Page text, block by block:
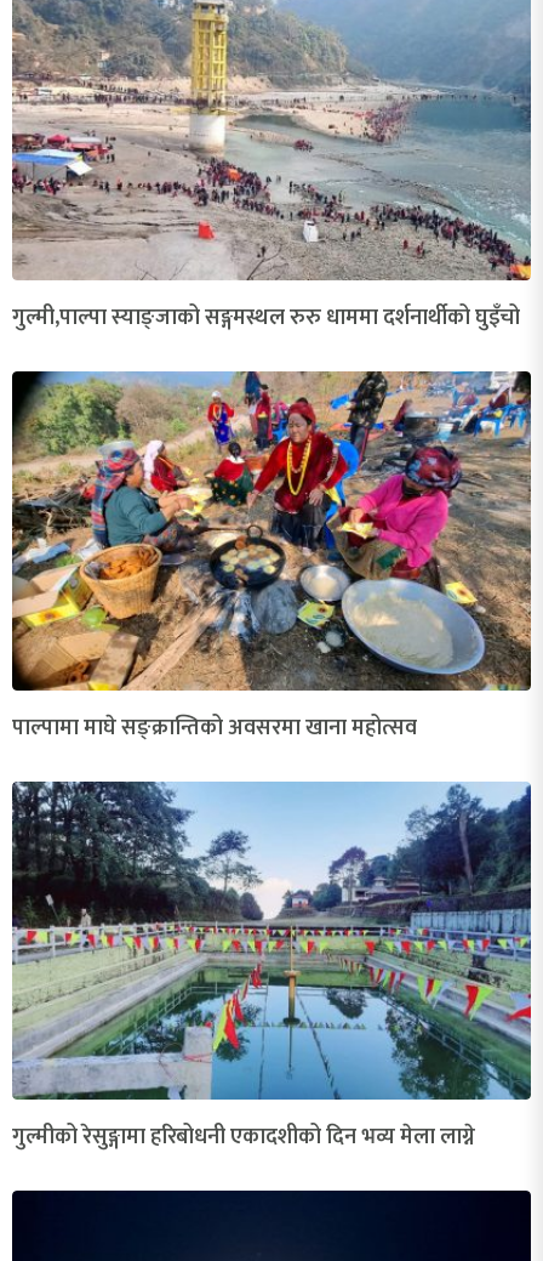
गुल्मी,पाल्पा स्याङ्जाको सङ्गमस्थल रुरु धाममा दर्शनार्थीको घुइँचो
पाल्पामा माघे सङ्क्रान्तिको अवसरमा खाना महोत्सव
गुल्मीको रेसुङ्गामा हरिबोधनी एकादशीको दिन भव्य मेला लाग्ने